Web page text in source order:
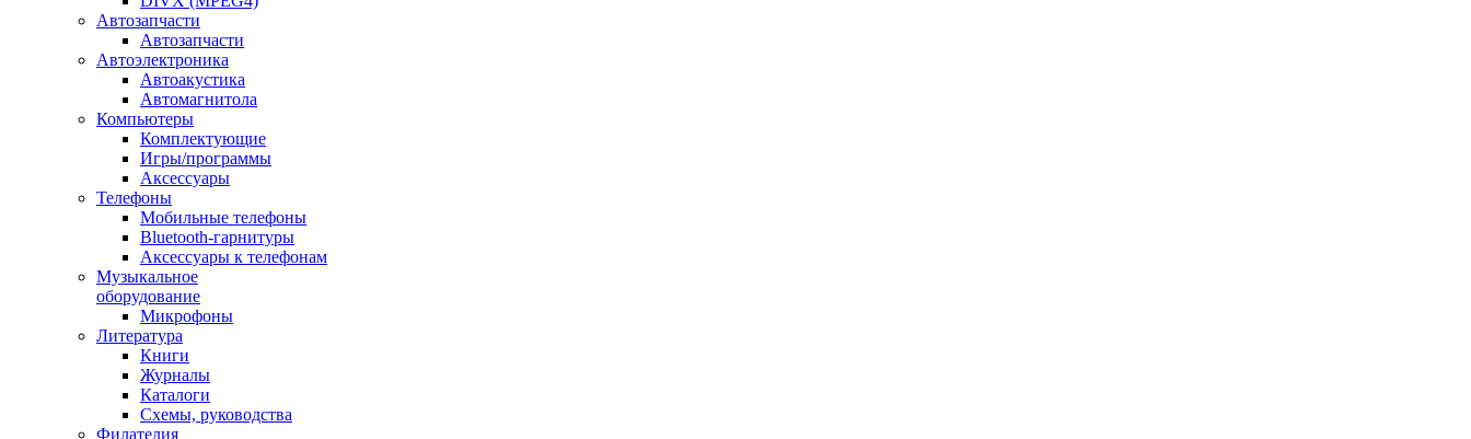
Автозапчасти
Автозапчасти
Автоэлектроника
Автоакустика
Автомагнитола
Компьютеры
Комплектующие
Игры/программы
Аксессуары
Телефоны
Мобильные телефоны
Bluetooth-гарнитуры
Аксессуары к телефонам
Музыкальное
оборудование
Микрофоны
Литература
Книги
Журналы
Каталоги
Схемы, руководства
Филателия